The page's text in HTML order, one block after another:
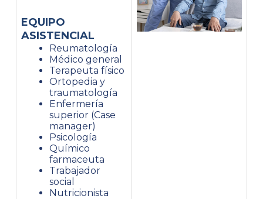
EQUIPO
ASISTENCIAL
Reumatología
Médico general
Terapeuta físico
Ortopedia y
traumatología
Enfermería
superior (Case
manager)
Psicología
Químico
farmaceuta
Trabajador
social
Nutricionista